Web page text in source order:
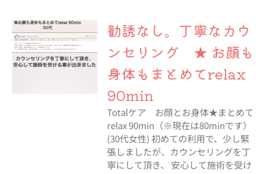
勧誘なし。丁寧なカウ
ンセリング ★ お顔も
身体もまとめてrelax
90min
Totalケア お顔とお身体★まとめて
relax 90min（※現在は80minです）
(30代女性) 初めての利用で、少し緊
張しましたが、カウンセリングを丁
寧にして頂き、 安心して施術を受け